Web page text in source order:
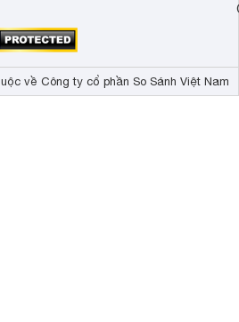
về Công ty cổ phần So Sánh Việt Nam